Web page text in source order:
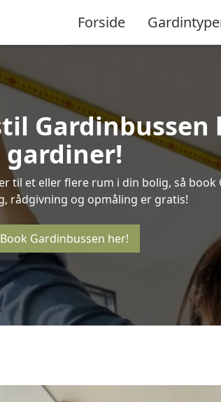
Forside
gardiner!
et eller flere rum i din bolig, så book
rådgivning og opmåling er gratis!
Book Gardinbussen her!